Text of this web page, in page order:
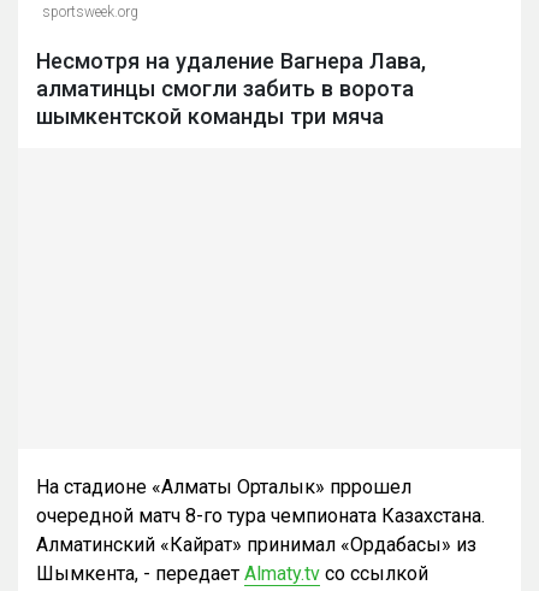
sportsweek.org
Несмотря на удаление Вагнера Лава,
алматинцы смогли забить в ворота
шымкентской команды три мяча
На стадионе «Алматы Орталык» пррошел
очередной матч 8-го тура чемпионата Казахстана.
Алматинский «Кайрат» принимал «Ордабасы» из
Шымкента, - передает Almaty.tv со ссылкой